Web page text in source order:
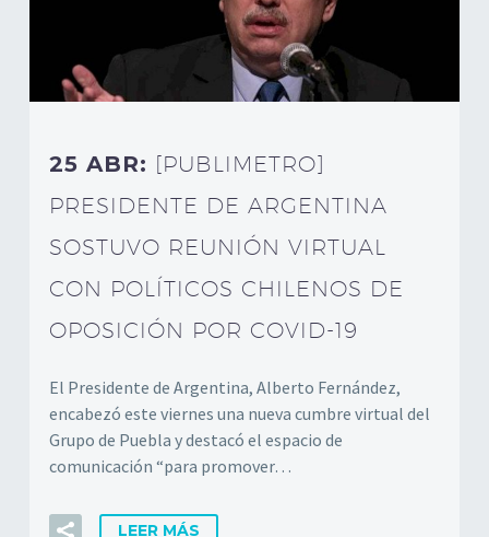
25 ABR: [PUBLIMETRO]
PRESIDENTE DE ARGENTINA
SOSTUVO REUNIÓN VIRTUAL
CON POLÍTICOS CHILENOS DE
OPOSICIÓN POR COVID-19
El Presidente de Argentina, Alberto Fernández,
encabezó este viernes una nueva cumbre virtual del
Grupo de Puebla y destacó el espacio de
comunicación “para promover…
LEER MÁS